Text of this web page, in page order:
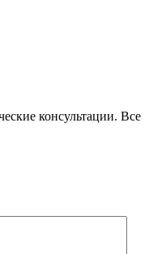
консультации. Все